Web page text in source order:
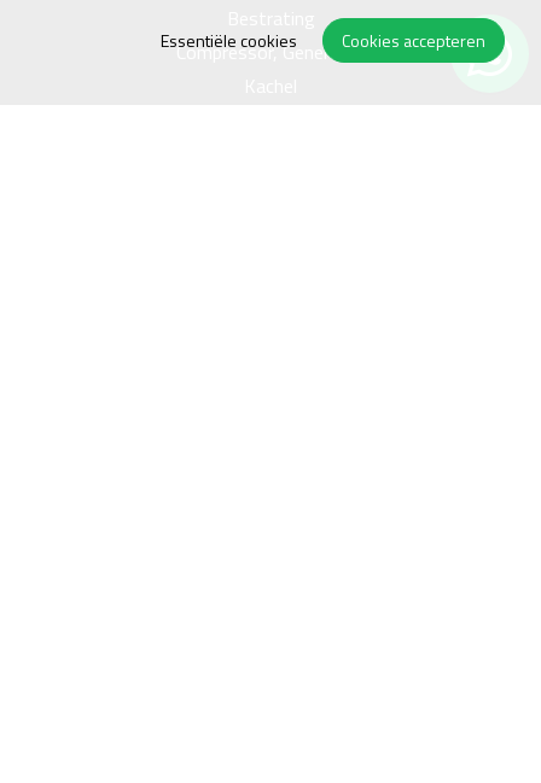
Cookies accepteren
Essentiële cookies
Compressor, Generator